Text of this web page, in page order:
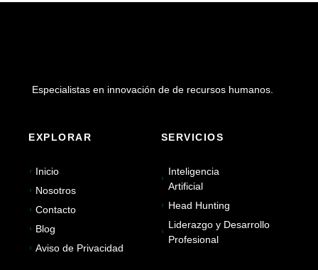
Especialistas en innovación de de recursos humanos.
EXPLORAR
Inicio
Nosotros
Contacto
Blog
Aviso de Privacidad
SERVICIOS
Inteligencia
Artificial
Head Hunting
Liderazgo y Desarrollo
Profesional